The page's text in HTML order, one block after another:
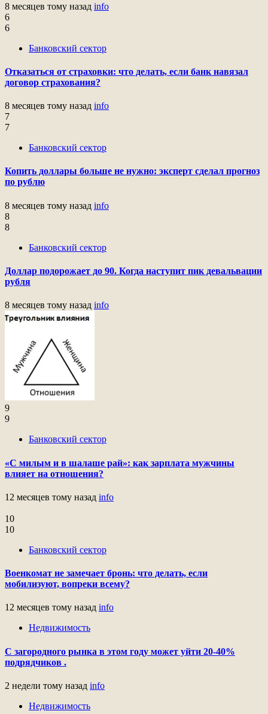
8 месяцев тому назад info
6
6
Банковский сектор
Отказаться от страховки: что делать, если банк навязал
договор страхования?
8 месяцев тому назад info
7
7
Банковский сектор
Копить доллары больше не нужно: эксперт сделал прогноз
по рублю
8 месяцев тому назад info
8
8
Банковский сектор
Доллар подорожает до 90. Когда наступит пик девальвации
рубля
8 месяцев тому назад info
9
9
Банковский сектор
«С милым и в шалаше рай»: как зарплата мужчины
влияет на отношения?
12 месяцев тому назад info
10
10
Банковский сектор
Военкомат не замечает бронь: что делать, если
мобилизуют, вопреки всему?
12 месяцев тому назад info
Недвижимость
С загородного рынка в этом году может уйти 20-40%
подрядчиков .
2 недели тому назад info
Недвижимость